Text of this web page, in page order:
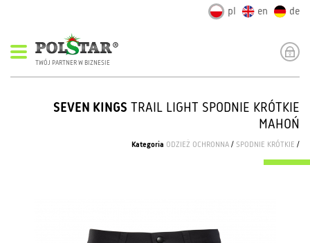
pl en de
TWÓJ PARTNER W BIZNESIE
SEVEN KINGS TRAIL LIGHT SPODNIE KRÓTKIE
MAHOŃ
Kategoria ODZIEŻ OCHRONNA / SPODNIE KRÓTKIE /